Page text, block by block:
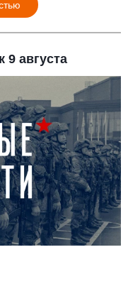
9 августа